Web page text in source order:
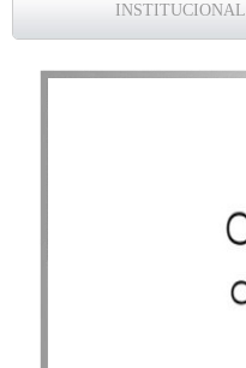
INSTITUCIONAL